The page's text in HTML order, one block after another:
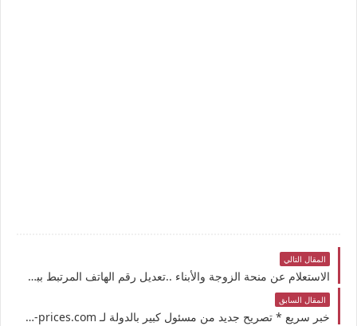
المقال التالي
الاستعلام عن منحة الزوجة والأبناء ..تعديل رقم الهاتف المرتبط ببطاقة "إيفاء"
المقال السابق
خبر سريع * تصريح جديد من مسئول كبير بالدولة لـ nwe-prices.com